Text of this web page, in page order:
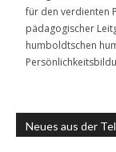
für den verdienten
pädagogischer
humboldtschen
Neues aus der